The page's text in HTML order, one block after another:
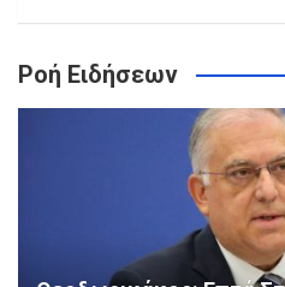
Ροή Ειδήσεων